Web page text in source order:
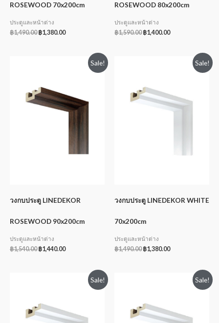
ROSEWOOD 70x200cm
ประตูและหน้าต่าง
฿1,490.00 ฿1,380.00
ROSEWOOD 80x200cm
ประตูและหน้าต่าง
฿1,590.00 ฿1,400.00
Sale!
วงกบประตู LINEDEKOR
ROSEWOOD 90x200cm
ประตูและหน้าต่าง
฿1,540.00 ฿1,440.00
Sale!
วงกบประตู LINEDEKOR WHITE
70x200cm
ประตูและหน้าต่าง
฿1,490.00 ฿1,380.00
Sale! Sale!